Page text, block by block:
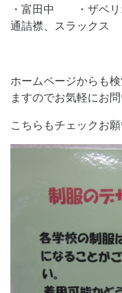
・富田中 ・ザベリ
通詰襟、スラックス
ホームページからも
ますのでお気軽にお
こちらもチェックお